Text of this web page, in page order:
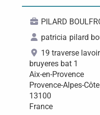
PILARD
patricia pilard
19 traverse
bruyeres bat 1
Aix-en-Provence
Provence-Alpes-
13100
France